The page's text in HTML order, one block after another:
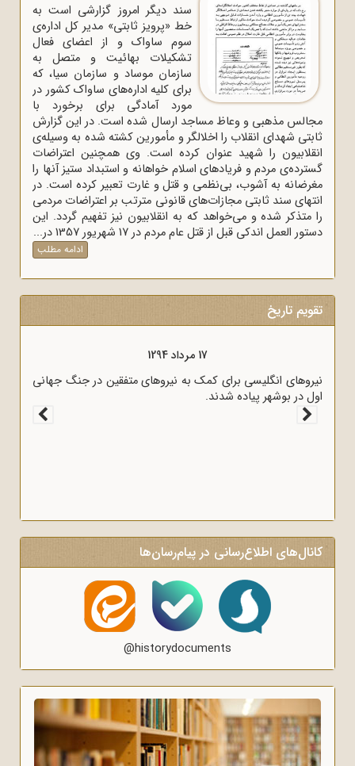
سند دیگر امروز گزارشی است به
خط «پرویز ثابتی» مدیر کل اداره‌ی
سوم ساواک و از اعضای فعال
تشکیلات بهائیت و متصل به
سازمان موساد و سازمان سیا، که
برای کلیه اداره‌های ساواک‌ کشور در
مورد آمادگی برای برخورد با
مجالس مذهبی و وعاظ مساجد ارسال شده است. در این گزارش
ثابتی شهدای انقلاب را اخلالگر و مأمورین کشته شده به وسیله‌ی
انقلابیون را شهید عنوان کرده است. وی همچنین اعتراضات
گسترده‌ی مردم و فریادهای اسلام خواهانه و استبداد ستیز آنها را
مغرضانه به آشوب، بی‌نظمی و قتل و غارت تعبیر کرده است. در
انتهای سند ثابتی مجازات‌های قانونی مترتب بر اعتراضات مردمی
را متذکر شده و می‌خواهد که به انقلابیون نیز تفهیم گردد. این
دستور العمل اندکی قبل از قتل عام مردم در 17 شهریور 1357 در...
ادامه مطلب
تقویم تاریخ
17 مرداد 1294
نیروهای انگلیسی برای کمک به نیروهای متفقین در جنگ جهانی
اول در بوشهر پیاده شدند.
کانال‌های اطلاع‌رسانی در پیام‌رسان‌ها
@historydocuments